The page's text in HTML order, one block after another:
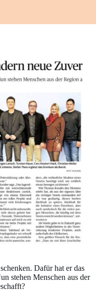
Dafür hat er das
stehen Menschen aus der